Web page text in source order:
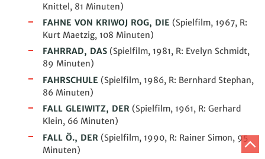
Knittel, 81 Minuten)
FAHNE VON KRIWOJ ROG, DIE (Spielfilm, 1967, R:
Kurt Maetzig, 108 Minuten)
FAHRRAD, DAS (Spielfilm, 1981, R: Evelyn Schmidt,
89 Minuten)
FAHRSCHULE (Spielfilm, 1986, R: Bernhard Stephan,
86 Minuten)
FALL GLEIWITZ, DER (Spielfilm, 1961, R: Gerhard
Klein, 66 Minuten)
FALL Ö., DER (Spielfilm, 1990, R: Rainer Simon, 95
Minuten)